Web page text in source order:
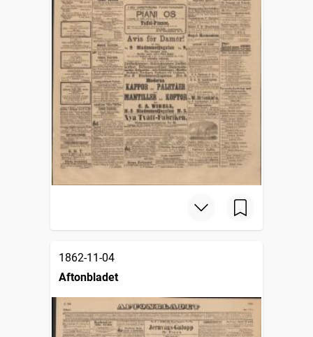
1862-11-04
Aftonbladet